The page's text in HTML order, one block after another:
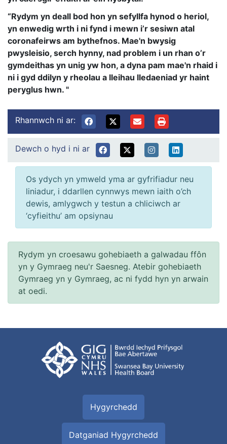
“Rydym yn deall bod hon yn sefyllfa hynod o heriol,
yn enwedig wrth i ni fynd i mewn i’r sesiwn atal
coronafeirws am bythefnos. Mae'n bwysig
pwysleisio, serch hynny, nad problem i un rhan o’r
gymdeithas yn unig yw hon, a dyna pam mae'n rhaid i
ni i gyd ddilyn y rheolau a lleihau lledaeniad yr haint
peryglus hwn. "
Rhannwch ni ar:
Dewch o hyd i ni ar
Os ydych yn ymweld yma ar gyfrifiadur neu
liniadur, i ddarllen cynnwys mewn iaith o’ch
dewis, amlygwch y testun a chliciwch ar
‘cyfieithu’ am opsiynau
Rydym yn croesawu gohebiaeth a galwadau ffôn
yn y Gymraeg neu'r Saesneg. Atebir gohebiaeth
Gymraeg yn y Gymraeg, ac ni fydd hyn yn arwain
at oedi.
Hygyrchedd
Datganiad Hygyrchedd